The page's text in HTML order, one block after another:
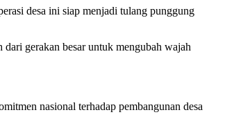
desa ini siap menjadi tulang punggung
gerakan besar untuk mengubah wajah
nasional terhadap pembangunan desa